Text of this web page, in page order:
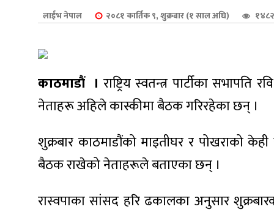
लाईभ नेपाल २०८१ कार्तिक ९, शुक्रबार (१ साल अघि)
काठमाडौं । राष्ट्रिय स्वतन्त्र पार्टीका
नेताहरू अहिले कास्कीमा बैठक गरिरहेका छन् ।
शुक्रबार काठमाडौंको माइतीघर र पोखराको
बैठक राखेको नेताहरूले बताएका छन् ।
रास्वपाका सांसद हरि ढकालका अनुसार